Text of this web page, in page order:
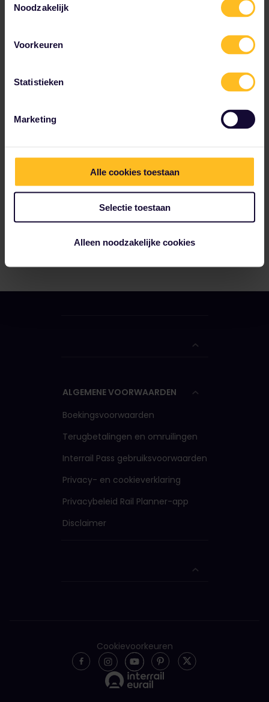
Noodzakelijk
Voorkeuren
Statistieken
Marketing
Alle cookies toestaan
Selectie toestaan
Alleen noodzakelijke cookies
✔ Ontdek het Griekse vasteland met de trein
✔ Inclusief kortingen voor reizigers
The price is
ALGEMENE VOORWAARDEN
Boekingsvoorwaarden
Terugbetalingen en omruilingen
Interrail Pass gebruiksvoorwaarden
Privacy- en cookieverklaring
Privacybeleid Rail Planner-app
Disclaimer
Cookievoorkeuren